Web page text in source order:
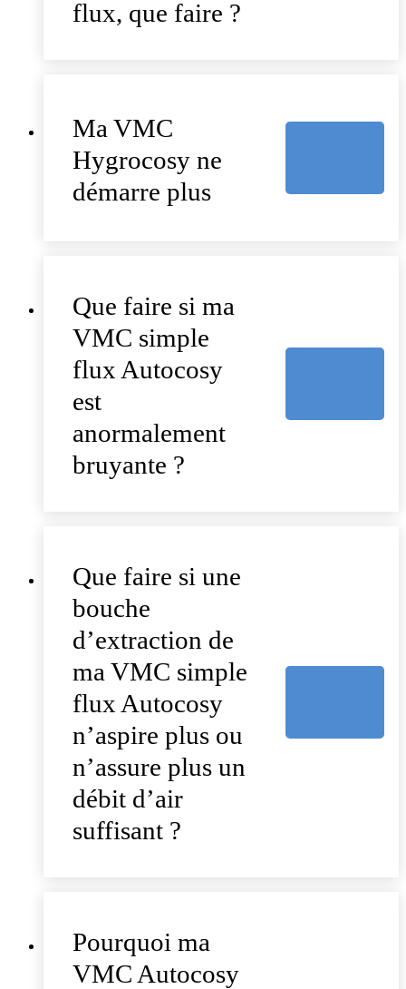
flux, que faire ?
Ma VMC
Hygrocosy ne
démarre plus
Que faire si ma
VMC simple
flux Autocosy
est
anormalement
bruyante ?
Que faire si une
bouche
d’extraction de
ma VMC simple
flux Autocosy
n’aspire plus ou
n’assure plus un
débit d’air
suffisant ?
Pourquoi ma
VMC Autocosy